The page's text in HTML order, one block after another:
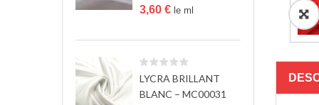
3,60 € le ml
LYCRA BRILLANT
BLANC – MC00031